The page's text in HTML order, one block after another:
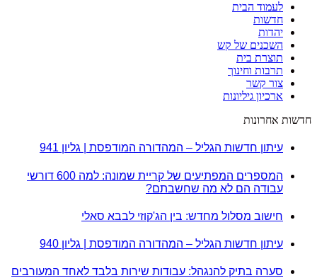
לעמוד הבית
חדשות
יהדות
השכנים של קש
תוצרת בית
תרבות וחינוך
צור קשר
ארכיון גיליונות
חדשות אחרונות
עיתון חדשות הגליל – המהדורה המודפסת | גליון 941
המספרים המפתיעים של קריית שמונה: למה 600 דורשי
עבודה הם לא מה שחשבתם?
חישוב מסלול מחדש: בין הג'קוזי לבבא סאלי
עיתון חדשות הגליל – המהדורה המודפסת | גליון 940
סערה בתיק להנגהל: עבודות שירות בלבד לאחד המעורבים